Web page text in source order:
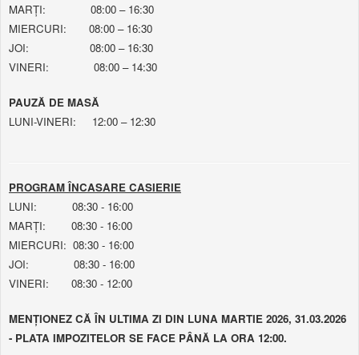
MARȚI: 08:00 – 16:30
MIERCURI: 08:00 – 16:30
JOI: 08:00 – 16:30
VINERI: 08:00 – 14:30
PAUZĂ DE MASĂ
LUNI-VINERI: 12:00 – 12:30
PROGRAM ÎNCASARE CASIERIE
LUNI: 08:30 - 16:00
MARȚI: 08:30 - 16:00
MIERCURI: 08:30 - 16:00
JOI: 08:30 - 16:00
VINERI: 08:30 - 12:00
MENȚIONEZ CĂ ÎN ULTIMA ZI DIN LUNA MARTIE 2026, 31.03.2026
- PLATA IMPOZITELOR SE FACE PÂNĂ LA ORA 12:00.